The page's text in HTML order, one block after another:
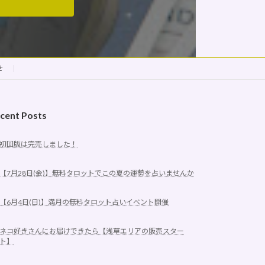
Posts
初回版は完売しました！
【7月28日(金)】無料タロットでこの夏の運勢を占いませんか
【6月4日(日)】満月の無料タロット占いイベント開催
ネコ好きさんにお届けできたら【浅草エリアの販売スター
ト】